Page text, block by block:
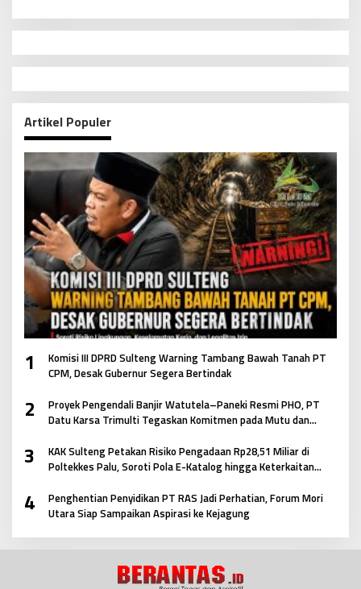
a
s
i
p
o
s
Artikel Populer
1
Komisi III DPRD Sulteng Warning Tambang Bawah Tanah PT
CPM, Desak Gubernur Segera Bertindak
2
Proyek Pengendali Banjir Watutela–Paneki Resmi PHO, PT
Datu Karsa Trimulti Tegaskan Komitmen pada Mutu dan
3
KAK Sulteng Petakan Risiko Pengadaan Rp28,51 Miliar di
Poltekkes Palu, Soroti Pola E-Katalog hingga Keterkaitan
4
Penghentian Penyidikan PT RAS Jadi Perhatian, Forum Mori
Utara Siap Sampaikan Aspirasi ke Kejagung